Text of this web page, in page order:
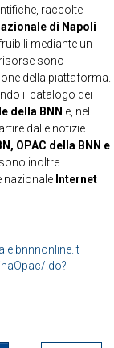
raccolte
di Napoli
mediante un
sono
della piattaforma.
il catalogo dei
della BNN e, nel
dalle notizie
OPAC della BNN e
inoltre
nazionale Internet
.do?